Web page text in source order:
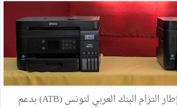
تندرج هذه المبادرة في إطار التزام البنك العربي لتونس (ATB) بدعم